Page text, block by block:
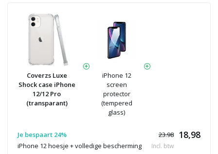
Coverzs Luxe
Shock case iPhone
12/12 Pro
(transparant)
iPhone 12
screen
protector
(tempered
glass)
Je bespaart 24% 23.98 18,98
iPhone 12 hoesje + volledige bescherming Incl. btw